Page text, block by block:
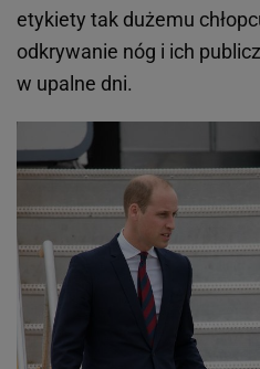
etykiety tak dużemu
odkrywanie nóg i ich
w upalne dni.